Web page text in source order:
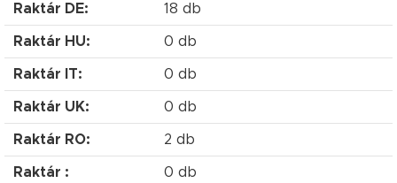
Raktár DE: 18 db
Raktár HU: 0 db
Raktár IT: 0 db
Raktár UK: 0 db
Raktár RO: 2 db
Raktár : 0 db